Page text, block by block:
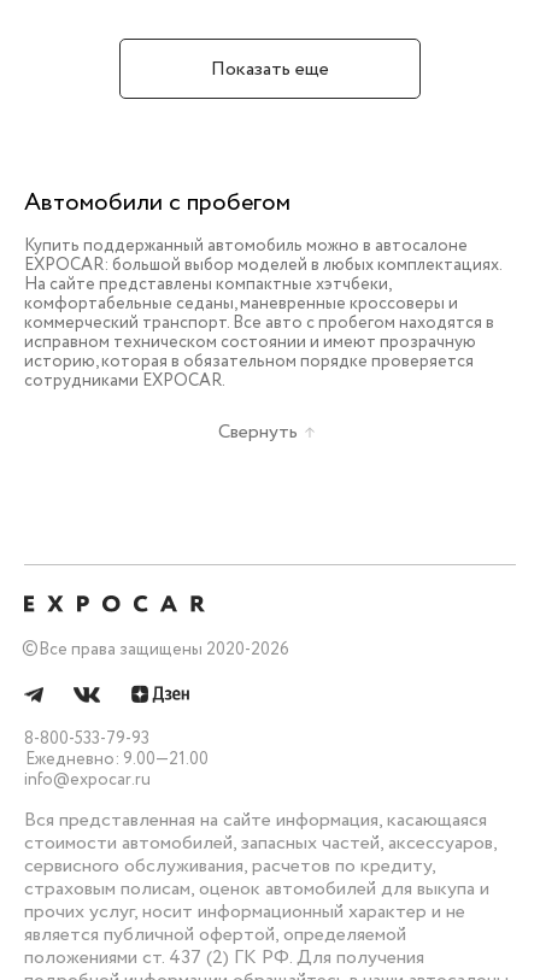
Показать еще
Автомобили с пробегом
Купить поддержанный автомобиль можно в автосалоне
EXPOCAR: большой выбор моделей в любых комплектациях.
На сайте представлены компактные хэтчбеки,
комфортабельные седаны, маневренные кроссоверы и
коммерческий транспорт. Все авто с пробегом находятся в
исправном техническом состоянии и имеют прозрачную
историю, которая в обязательном порядке проверяется
сотрудниками EXPOCAR.
Свернуть
©Все права защищены 2020-2026
8-800-533-79-93
Ежедневно: 9.00—21.00
info@expocar.ru
Вся представленная на сайте информация, касающаяся
стоимости автомобилей, запасных частей, аксессуаров,
сервисного обслуживания, расчетов по кредиту,
страховым полисам, оценок автомобилей для выкупа и
прочих услуг, носит информационный характер и не
является публичной офертой, определяемой
положениями ст. 437 (2) ГК РФ. Для получения